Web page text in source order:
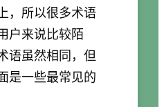
，所以很多术语
户来说比较陌
语虽然相同，但
是一些最常见的